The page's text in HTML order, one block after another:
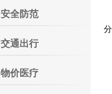
安全防范
交通出行
物价医疗